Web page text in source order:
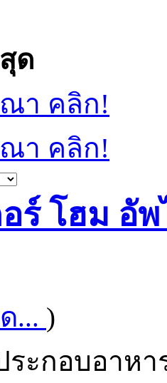
ด
า คลิก!
า คลิก!
ร์ โฮม อั
... )
ระกอบอาหา